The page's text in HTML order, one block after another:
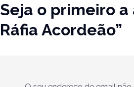
Seja o primeiro
Ráfia Acordeão”